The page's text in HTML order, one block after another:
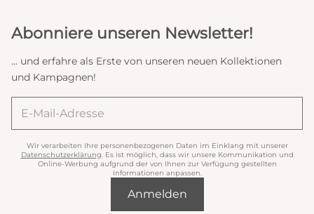
Abonniere unseren Newsletter!
... und erfahre als Erste von unseren neuen Kollektionen
und Kampagnen!
Wir verarbeiten Ihre personenbezogenen Daten im Einklang mit unserer
Datenschutzerklärung . Es ist möglich, dass wir unsere Kommunikation und
Online-Werbung aufgrund der von Ihnen zur Verfügung gestellten
Informationen anpassen.
Anmelden